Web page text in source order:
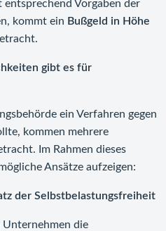
Vorgaben der
kommt ein Bußgeld in Höhe
gibt es für
ein Verfahren gegen
kommen mehrere
Im Rahmen dieses
Ansätze aufzeigen:
der Selbstbelastungsfreiheit
die